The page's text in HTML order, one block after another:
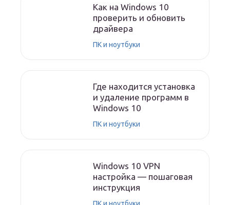
Как на Windows 10
проверить и обновить
драйвера
ПК и ноутбуки
Где находится установка
и удаление программ в
Windows 10
ПК и ноутбуки
Windows 10 VPN
настройка — пошаговая
инструкция